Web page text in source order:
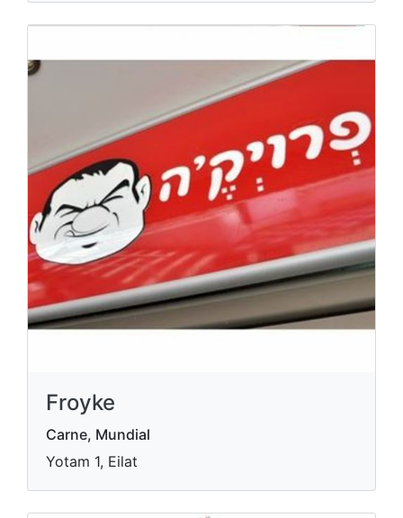
Froyke
Carne, Mundial
Yotam 1, Eilat